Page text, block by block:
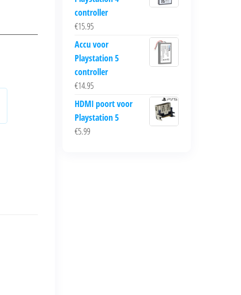
controller
€15.95
Accu voor
Playstation 5
controller
€14.95
HDMI poort voor
Playstation 5
€5.99